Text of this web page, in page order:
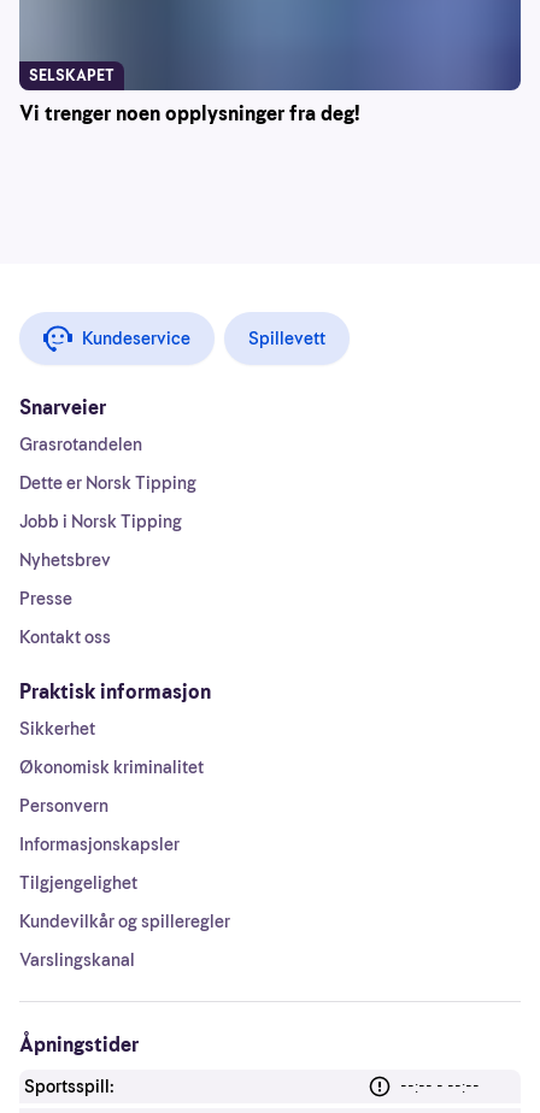
Vi trenger noen opplysninger fra deg!
SELSKAPET
Kundeservice Spillevett
Snarveier
Grasrotandelen
Dette er Norsk Tipping
Jobb i Norsk Tipping
Nyhetsbrev
Presse
Kontakt oss
Praktisk informasjon
Sikkerhet
Økonomisk kriminalitet
Personvern
Informasjonskapsler
Tilgjengelighet
Kundevilkår og spilleregler
Varslingskanal
Åpningstider
Sportsspill: --:-- - --:--